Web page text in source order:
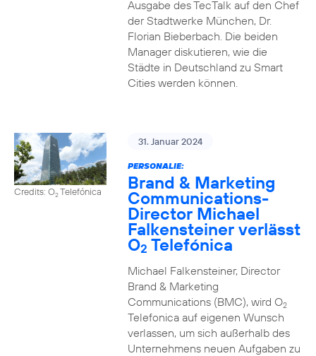
Ausgabe des TecTalk auf den Chef
der Stadtwerke München, Dr.
Florian Bieberbach. Die beiden
Manager diskutieren, wie die
Städte in Deutschland zu Smart
Cities werden können.
Credits: O2Telefónica
31. Januar 2024
PERSONALIE:
Brand & Marketing
Communications-
Director Michael
Falkensteiner verlässt
O2 Telefónica
Michael Falkensteiner, Director
Brand & Marketing
Communications (BMC), wird O2
Telefonica auf eigenen Wunsch
verlassen, um sich außerhalb des
Unternehmens neuen Aufgaben zu